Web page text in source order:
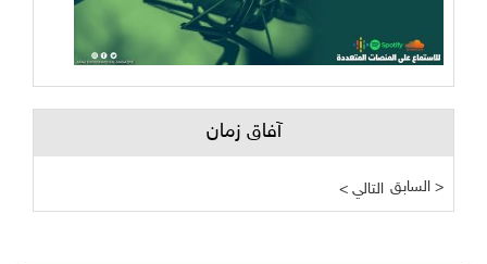
آفاق زمان
< التالي السابق >